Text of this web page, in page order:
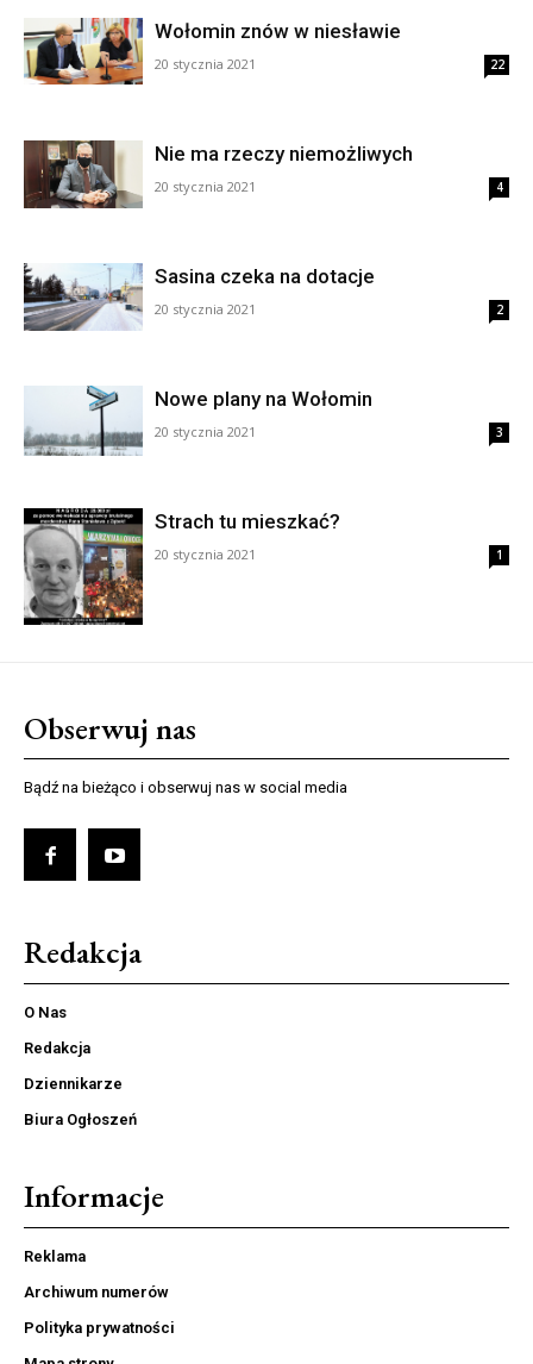
Wołomin znów w niesławie
20 stycznia 2021 22
Nie ma rzeczy niemożliwych
20 stycznia 2021 4
Sasina czeka na dotacje
20 stycznia 2021 2
Nowe plany na Wołomin
20 stycznia 2021 3
Strach tu mieszkać?
20 stycznia 2021 1
Obserwuj nas
Bądź na bieżąco i obserwuj nas w social media
Redakcja
O Nas
Redakcja
Dziennikarze
Biura Ogłoszeń
Informacje
Reklama
Archiwum numerów
Polityka prywatności